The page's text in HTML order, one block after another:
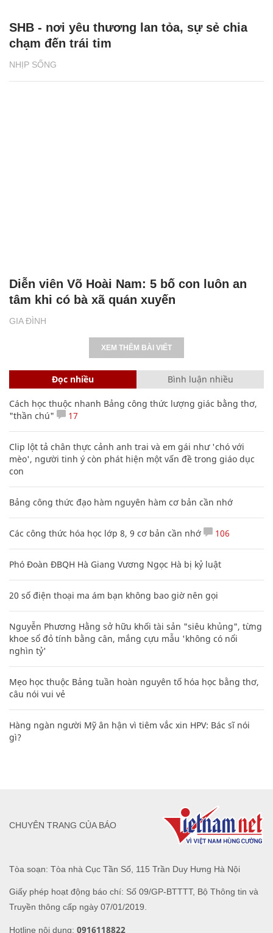
NHỊP SỐNG
SHB - nơi yêu thương lan tỏa, sự sẻ chia
chạm đến trái tim
GIA ĐÌNH
Diễn viên Võ Hoài Nam: 5 bố con luôn an
tâm khi có bà xã quán xuyến
XEM THÊM BÀI VIẾT
Đọc nhiều Bình luận nhiều
Cách học thuộc nhanh Bảng công thức lượng giác bằng thơ,
"thần chú"
17
Clip lột tả chân thực cảnh anh trai và em gái như 'chó với
mèo', người tinh ý còn phát hiện một vấn đề trong giáo dục
con
Bảng công thức đạo hàm nguyên hàm cơ bản cần nhớ
Các công thức hóa học lớp 8, 9 cơ bản cần nhớ 106
Phó Đoàn ĐBQH Hà Giang Vương Ngọc Hà bị kỷ luật
20 số điện thoại ma ám bạn không bao giờ nên gọi
Nguyễn Phương Hằng sở hữu khối tài sản "siêu khủng", từng
khoe sổ đỏ tính bằng cân, mắng cựu mẫu 'không có nổi
nghìn tỷ'
Mẹo học thuộc Bảng tuần hoàn nguyên tố hóa học bằng thơ,
câu nói vui vẻ
Hàng ngàn người Mỹ ân hận vì tiêm vắc xin HPV: Bác sĩ nói
gì?
Tòa soạn: Tòa nhà Cục Tần Số, 115 Trần Duy Hưng Hà Nội
Giấy phép hoạt động báo chí: Số 09/GP-BTTTT, Bộ Thông tin và
Truyền thông cấp ngày 07/01/2019.
Hotline nội dung: 0916118822
CHUYÊN TRANG CỦA BÁO